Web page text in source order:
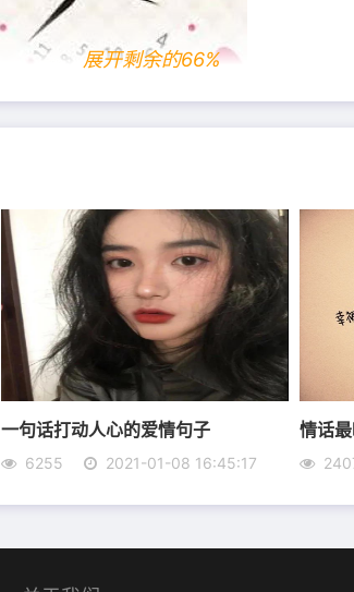
海里爱的波澜;你像一片轻柔的云彩，缚
悄悄住进我的心灵城堡!我们有彼此可依靠!
说是多么的重要，我的爱不需要再说什么
么霸道;我是你的，谁都领不走，我就是
牵手走过属于我们的春夏秋冬。
展开剩余的66%
一句话打动人心的爱情句子
6255 2021-01-08 16:45:17
情话